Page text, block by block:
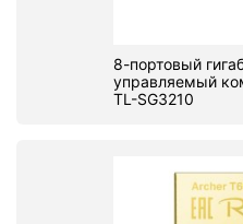
8-портовый
управляемый
TL-SG3210